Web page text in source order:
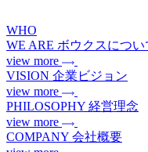
WHO
WE ARE ボウクスについ
view more
VISION 企業ビジョン
view more
PHILOSOPHY 経営理念
view more
COMPANY 会社概要